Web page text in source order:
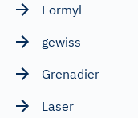
Formyl
gewiss
Grenadier
Laser